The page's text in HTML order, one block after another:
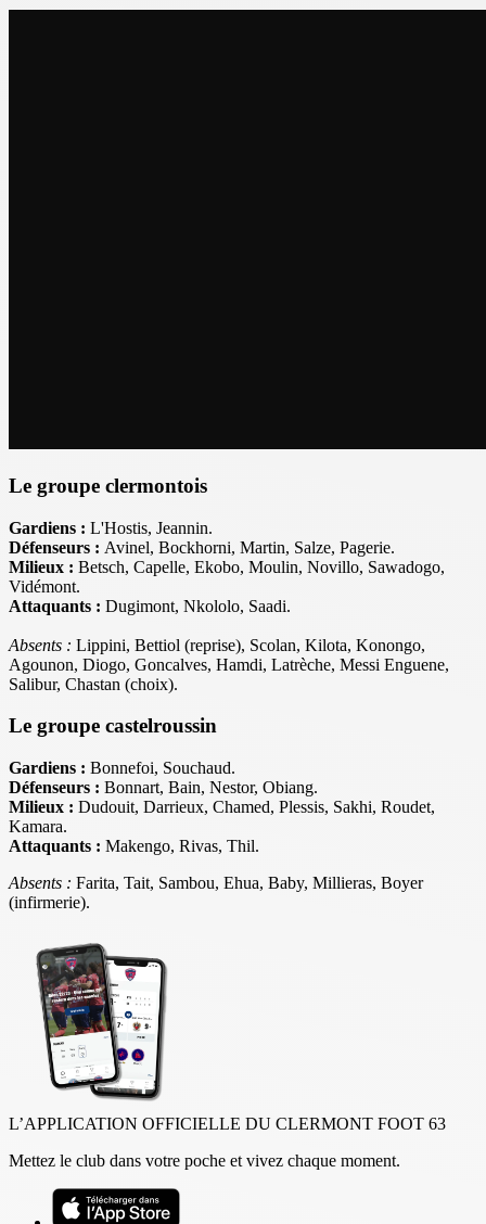
Le groupe clermontois
Gardiens : L'Hostis, Jeannin.
Défenseurs : Avinel, Bockhorni, Martin, Salze, Pagerie.
Milieux : Betsch, Capelle, Ekobo, Moulin, Novillo, Sawadogo,
Vidémont.
Attaquants : Dugimont, Nkololo, Saadi.
Absents : Lippini, Bettiol (reprise), Scolan, Kilota, Konongo,
Agounon, Diogo, Goncalves, Hamdi, Latrèche, Messi Enguene,
Salibur, Chastan (choix).
Le groupe castelroussin
Gardiens : Bonnefoi, Souchaud.
Défenseurs : Bonnart, Bain, Nestor, Obiang.
Milieux : Dudouit, Darrieux, Chamed, Plessis, Sakhi, Roudet,
Kamara.
Attaquants : Makengo, Rivas, Thil.
Absents : Farita, Tait, Sambou, Ehua, Baby, Millieras, Boyer
(infirmerie).
L’APPLICATION OFFICIELLE DU CLERMONT FOOT 63
Mettez le club dans votre poche et vivez chaque moment.